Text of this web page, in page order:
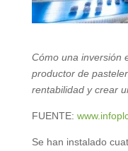
Cómo una inversión
productor de
rentabilidad y crear
FUENTE:
Se han instalado